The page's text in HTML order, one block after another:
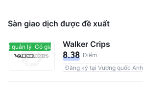
Sàn giao dịch được đề xuất
quản lý Có giám sát quản lýWalker Crips
8.38 Điểm
Đăng ký tại Vương quốc Anh